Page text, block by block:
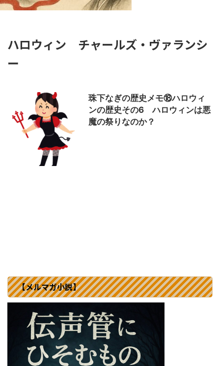
ハロウィン チャールズ・ヴァランシ
ー
珠下なぎの歴史メモ⑱ハロウィ
ンの歴史その6 ハロウィンは悪
魔の祭りなのか？
【メルマガ小説】